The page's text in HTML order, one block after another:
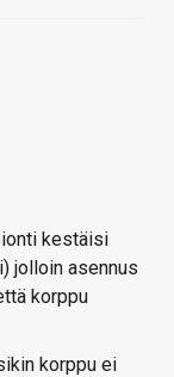
kestäisi
jolloin asennus
korppu
korppu ei